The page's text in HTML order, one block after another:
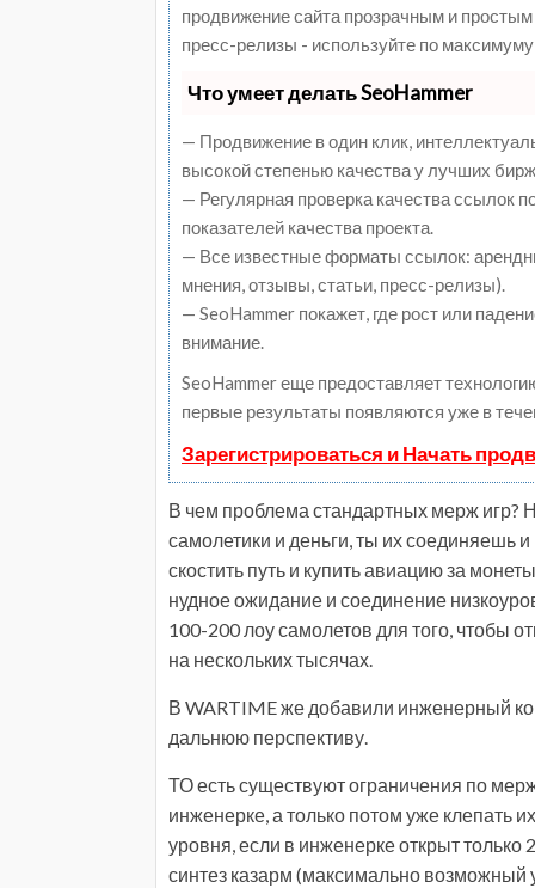
продвижение сайта прозрачным и
пресс-релизы - используйте по
Что умеет делать SeoHammer
— Продвижение в один клик,
высокой степенью качества у лучших
— Регулярная проверка качества ссылок
показателей качества проекта.
— Все известные форматы ссылок:
мнения, отзывы, статьи, пресс-релизы).
— SeoHammer покажет, где рост или
внимание.
SeoHammer еще предоставляет
первые результаты появляются уже в
Зарегистрироваться и Начать
В чем проблема стандартных мерж игр?
самолетики и деньги, ты их
скостить путь и купить авиацию за
нудное ожидание и соединение
100-200 лоу самолетов для того, чтобы
на нескольких тысячах.
В WARTIME же добавили инженерный
дальнюю перспективу.
ТО есть существуют ограничения по
инженерке, а только потом уже клепать
уровня, если в инженерке открыт только
синтез казарм (максимально